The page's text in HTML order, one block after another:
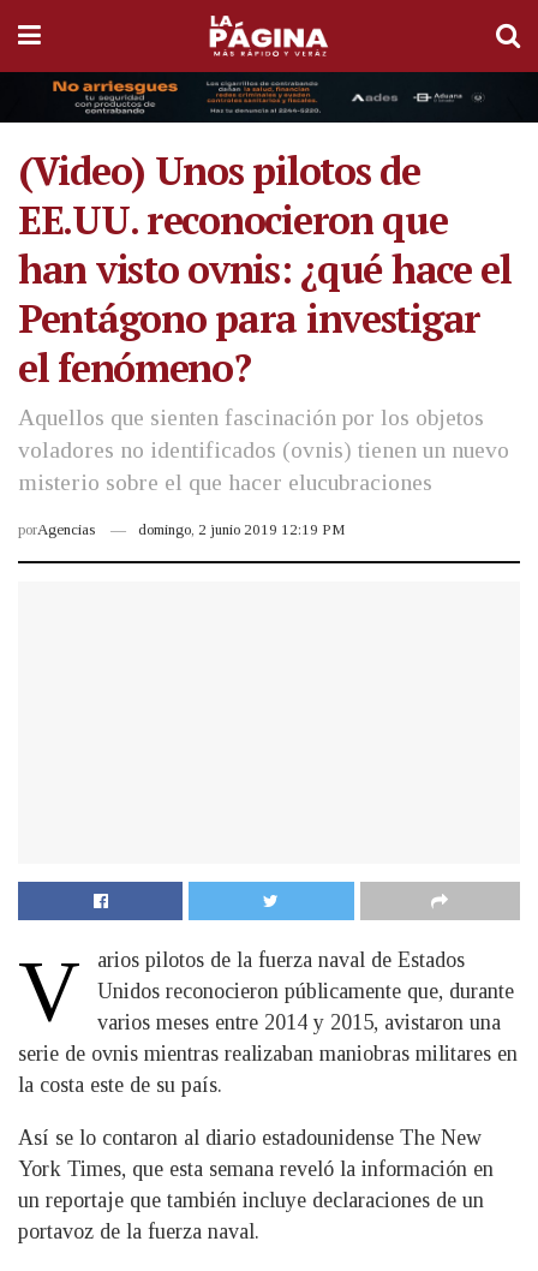
(Video) Unos pilotos de
EE.UU. reconocieron que
han visto ovnis: ¿qué hace el
Pentágono para investigar
el fenómeno?
Aquellos que sienten fascinación por los objetos
voladores no identificados (ovnis) tienen un nuevo
misterio sobre el que hacer elucubraciones
porAgencias domingo, 2 junio 2019 12:19 PM
V
arios pilotos de la fuerza naval de Estados
Unidos reconocieron públicamente que, durante
varios meses entre 2014 y 2015, avistaron una
serie de ovnis mientras realizaban maniobras militares en
la costa este de su país.
Así se lo contaron al diario estadounidense The New
York Times, que esta semana reveló la información en
un reportaje que también incluye declaraciones de un
portavoz de la fuerza naval.